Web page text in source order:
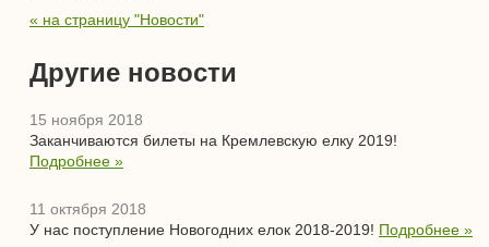
« на страницу "Новости"
Другие новости
15 ноября 2018
Заканчиваются билеты на Кремлевскую елку 2019!
Подробнее »
11 октября 2018
У нас поступление Новогодних елок 2018-2019! Подробнее »